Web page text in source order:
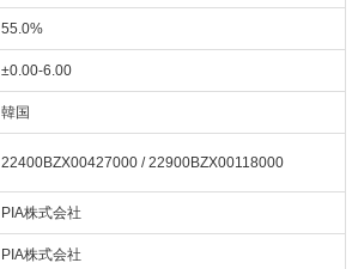
55.0%
±0.00-6.00
韓国
22400BZX00427000 / 22900BZX00118000
PIA株式会社
PIA株式会社